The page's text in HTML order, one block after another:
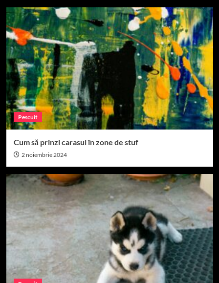
Pescuit
Cum să prinzi carasul în zone de stuf
2 noiembrie 2024